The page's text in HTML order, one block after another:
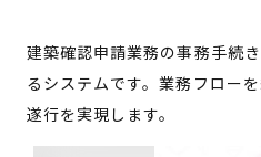
建築確認申請業務の事務手続
るシステムです。業務フロー
遂行を実現します。